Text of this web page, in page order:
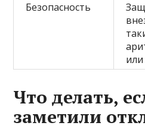
Безопасность
Что делать,
заметили